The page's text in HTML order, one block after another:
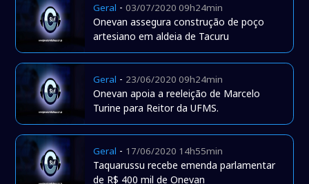
Geral -03/07/2020 09h24min
Onevan assegura construção de poço
artesiano em aldeia de Tacuru
Geral - 23/06/2020 09h24min
Onevan apoia a reeleição de Marcelo
Turine para Reitor da UFMS.
Geral - 17/06/2020 14h55min
Taquarussu recebe emenda parlamentar
de R$ 400 mil de Onevan